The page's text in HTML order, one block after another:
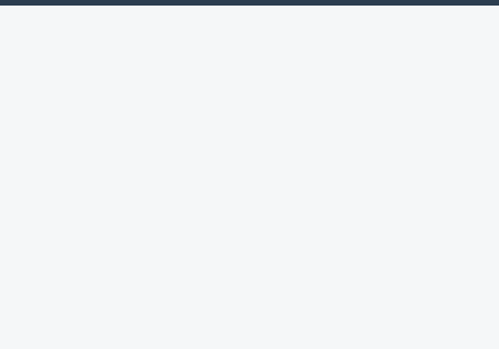
Vienna Insurance Group